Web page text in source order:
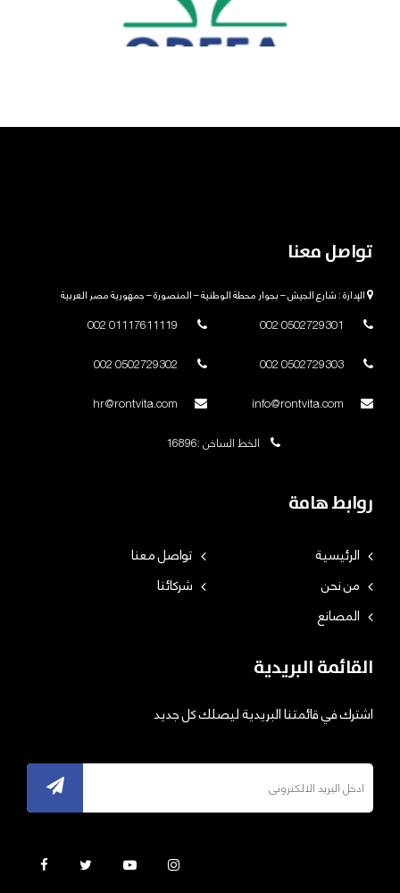
تواصل معنا
الإدارة : شارع الجيش – بجوار محطة الوطنية – المنصورة – جمهورية مصر العربية
الخط الساخن :16896
روابط هامة
الرئيسية
تواصل معنا
من نحن
شركائنا
المصانع
القائمة البريدية
اشترك في قائمتنا البريدية ليصلك كل جديد